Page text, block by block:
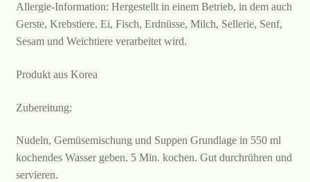
Allergie-Information: Hergestellt in einem Betrieb, in dem auch
Gerste, Krebstiere, Ei, Fisch, Erdnüsse, Milch, Sellerie, Senf,
Sesam und Weichtiere verarbeitet wird.
Produkt aus Korea
Zubereitung:
Nudeln, Gemüsemischung und Suppen Grundlage in 550 ml
kochendes Wasser geben. 5 Min. kochen. Gut durchrühren und
servieren.